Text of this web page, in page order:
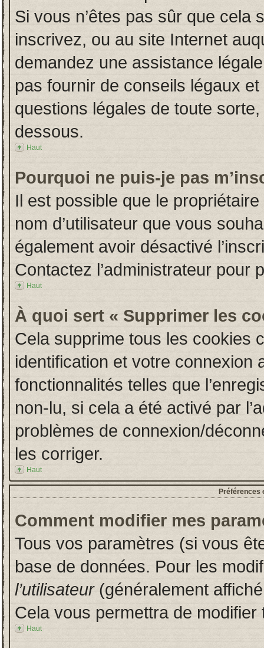
Si vous n’êtes pas sûr que cela
inscrivez, ou au site Internet
demandez une assistance
pas fournir de conseils légaux
questions légales de toute
dessous.
Haut
Pourquoi ne puis-je pas
Il est possible que le
nom d’utilisateur que vous
également avoir désactivé
Contactez l’administrateur pour
Haut
À quoi sert « Supprimer les
Cela supprime tous les cookies
identification et votre connexion
fonctionnalités telles que
non-lu, si cela a été activé par
problèmes de connexion/
les corriger.
Haut
Préférences
Comment modifier mes
Tous vos paramètres (si vous
base de données. Pour les
l’utilisateur(généralement
Cela vous permettra de
Haut